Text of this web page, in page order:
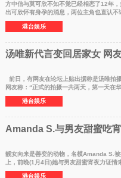
方中信与莫可欣不知不觉已经相恋了12年
出可欣怀有身孕的消息，两位主角也直认
港台娱乐
汤唯新代言变回居家女 网
网友称：“正式的拍摄一共两天，第一天在
港台娱乐
Amanda S.与男友甜蜜吃
靓女向来是善变的动物，名模Amanda S.
上，前晚(1月4日)她与男友甜蜜宵夜力证
港台娱乐